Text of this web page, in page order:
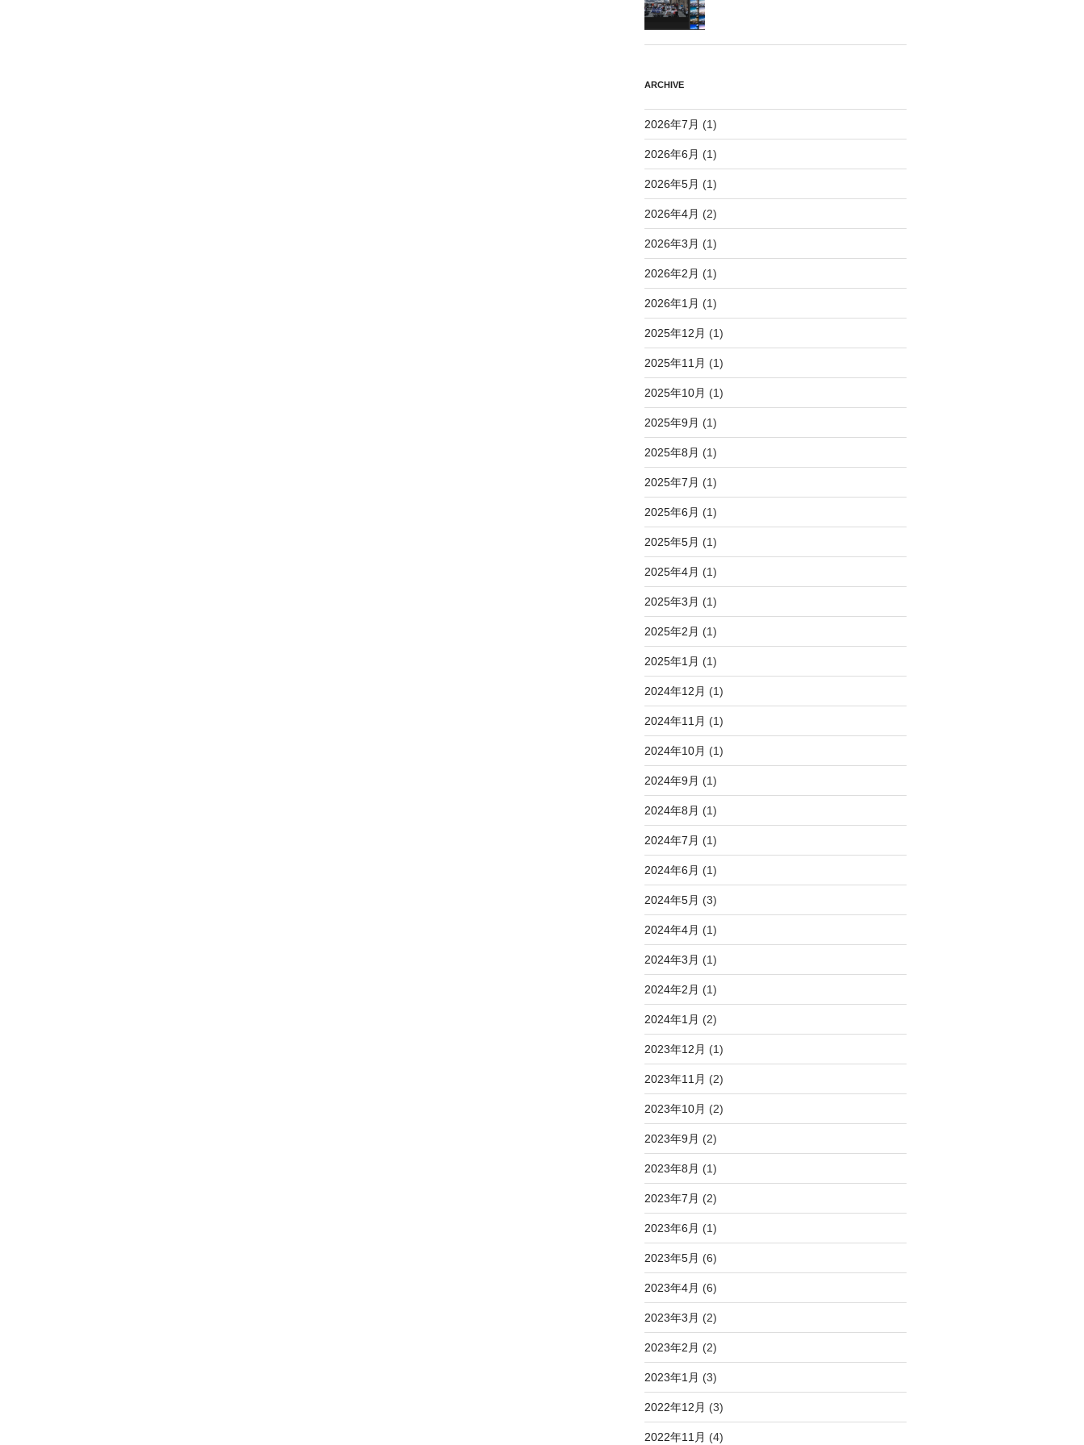
ARCHIVE
2026年7月 (1)
2026年6月 (1)
2026年5月 (1)
2026年4月 (2)
2026年3月 (1)
2026年2月 (1)
2026年1月 (1)
2025年12月 (1)
2025年11月 (1)
2025年10月 (1)
2025年9月 (1)
2025年8月 (1)
2025年7月 (1)
2025年6月 (1)
2025年5月 (1)
2025年4月 (1)
2025年3月 (1)
2025年2月 (1)
2025年1月 (1)
2024年12月 (1)
2024年11月 (1)
2024年10月 (1)
2024年9月 (1)
2024年8月 (1)
2024年7月 (1)
2024年6月 (1)
2024年5月 (3)
2024年4月 (1)
2024年3月 (1)
2024年2月 (1)
2024年1月 (2)
2023年12月 (1)
2023年11月 (2)
2023年10月 (2)
2023年9月 (2)
2023年8月 (1)
2023年7月 (2)
2023年6月 (1)
2023年5月 (6)
2023年4月 (6)
2023年3月 (2)
2023年2月 (2)
2023年1月 (3)
2022年12月 (3)
2022年11月 (4)